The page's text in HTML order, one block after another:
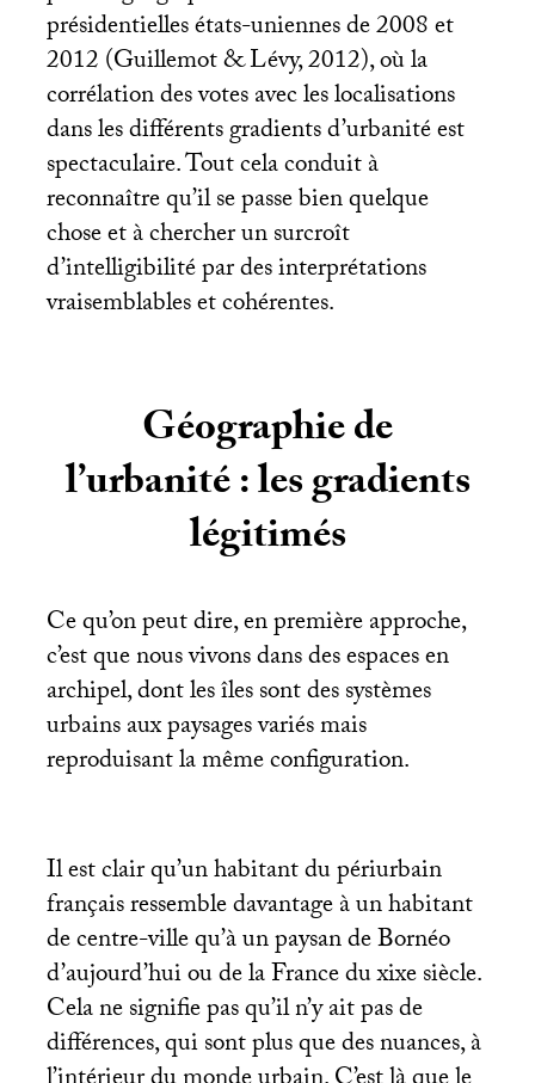
présidentielles états-uniennes de 2008 et
2012 (Guillemot & Lévy, 2012), où la
corrélation des votes avec les localisations
dans les différents gradients d’urbanité est
spectaculaire. Tout cela conduit à
reconnaître qu’il se passe bien quelque
chose et à chercher un surcroît
d’intelligibilité par des interprétations
vraisemblables et cohérentes.
Géographie de
l’urbanité : les gradients
légitimés
Ce qu’on peut dire, en première approche,
c’est que nous vivons dans des espaces en
archipel, dont les îles sont des systèmes
urbains aux paysages variés mais
reproduisant la même configuration.
Il est clair qu’un habitant du périurbain
français ressemble davantage à un habitant
de centre-ville qu’à un paysan de Bornéo
d’aujourd’hui ou de la France du xixe siècle.
Cela ne signifie pas qu’il n’y ait pas de
différences, qui sont plus que des nuances, à